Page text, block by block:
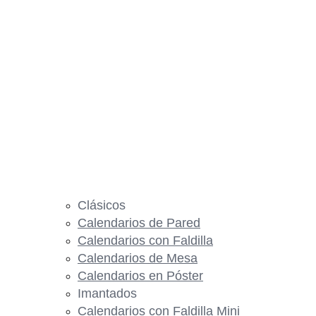
Clásicos
Calendarios de Pared
Calendarios con Faldilla
Calendarios de Mesa
Calendarios en Póster
Imantados
Calendarios con Faldilla Mini